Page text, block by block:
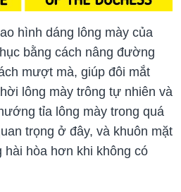
hình dáng lông mày của
bằng cách nâng đường
mượt mà, giúp đôi mắt
lông mày trông tự nhiên và
tỉa lông mày trong quá
trọng ở đây, và khuôn mặt
hài hòa hơn khi không có